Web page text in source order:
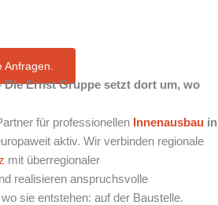
Die Ernst Gruppe setzt dort um, wo
für professionellen Innenausbau in
aktiv. Wir verbinden regionale
mit überregionaler
realisieren anspruchsvolle
sie entstehen: auf der Baustelle.